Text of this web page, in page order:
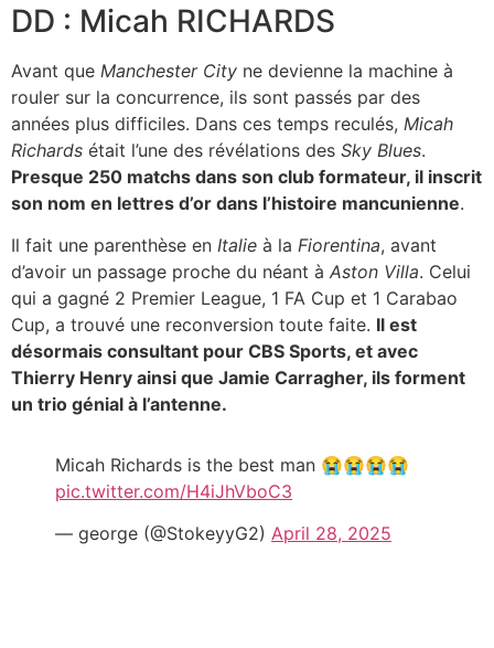
DD : Micah RICHARDS
Avant que Manchester City ne devienne la machine à
rouler sur la concurrence, ils sont passés par des
années plus difficiles. Dans ces temps reculés, Micah
Richards était l’une des révélations des Sky Blues.
Presque 250 matchs dans son club formateur, il inscrit
son nom en lettres d’or dans l’histoire mancunienne.
Il fait une parenthèse en Italie à la Fiorentina, avant
d’avoir un passage proche du néant à Aston Villa. Celui
qui a gagné 2 Premier League, 1 FA Cup et 1 Carabao
Cup, a trouvé une reconversion toute faite. Il est
désormais consultant pour CBS Sports, et avec
Thierry Henry ainsi que Jamie Carragher, ils forment
un trio génial à l’antenne.
Micah Richards is the best man 😭😭😭😭
pic.twitter.com/H4iJhVboC3
— george (@StokeyyG2) April 28, 2025